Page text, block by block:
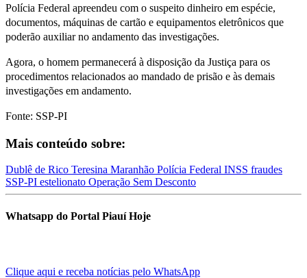
Polícia Federal apreendeu com o suspeito dinheiro em espécie,
documentos, máquinas de cartão e equipamentos eletrônicos que
poderão auxiliar no andamento das investigações.
Agora, o homem permanecerá à disposição da Justiça para os
procedimentos relacionados ao mandado de prisão e às demais
investigações em andamento.
Fonte: SSP-PI
Mais conteúdo sobre:
Dublê de Rico Teresina Maranhão Polícia Federal INSS fraudes
SSP-PI estelionato Operação Sem Desconto
Whatsapp do Portal Piauí Hoje
Clique aqui e receba notícias pelo WhatsApp